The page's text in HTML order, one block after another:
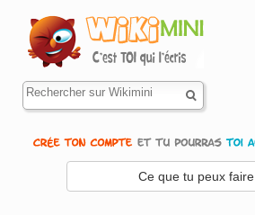
Ce que tu peux faire